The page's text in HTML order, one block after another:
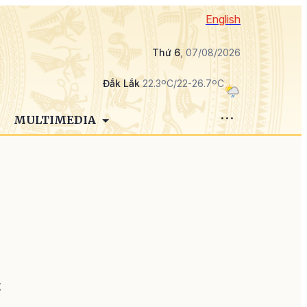
English
Thứ 6, 07/08/2026
Đắk Lắk22.3ºC/22-26.7ºC
MULTIMEDIA